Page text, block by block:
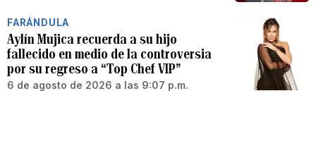
FARÁNDULA
Aylín Mujica recuerda a su hijo
fallecido en medio de la controversia
por su regreso a “Top Chef VIP”
6 de agosto de 2026 a las 9:07 p.m.